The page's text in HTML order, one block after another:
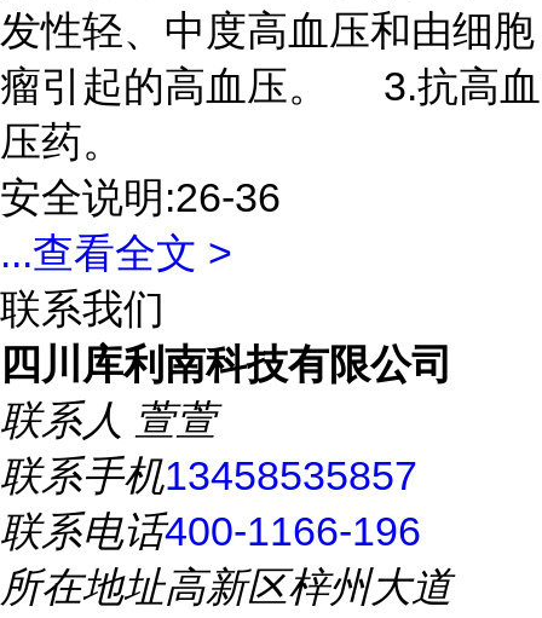
发性轻、中度高血压和由细胞
瘤引起的高血压。 3.抗高血
压药。
安全说明:26-36
...查看全文 >
联系我们
四川库利南科技有限公司
联系人 萱萱
联系手机13458535857
联系电话400-1166-196
所在地址高新区梓州大道